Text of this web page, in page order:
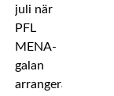
juli när
PFL
MENA-
galan
arrangeras